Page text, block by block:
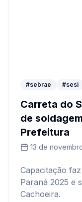
#sebrae #sesi
Carreta do
de
Prefeitura
13 de
Capacitação
Paraná 2025 e
Cachoeira.